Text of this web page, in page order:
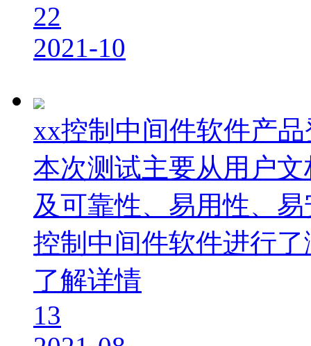
22
2021-10
xx控制中间件软件产
本次测试主要从用户
及可靠性、易用性、
控制中间件软件进行
了解详情
13